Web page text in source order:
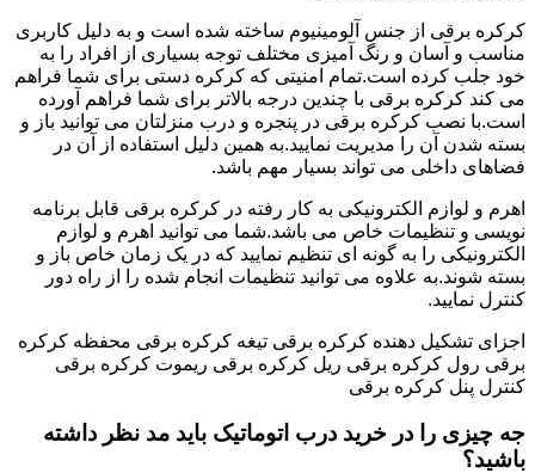
کرکره برقی از جنس آلومینیوم ساخته شده است و به دلیل کاربری
مناسب و آسان و رنگ آمیزی مختلف توجه بسیاری از افراد را به
خود جلب کرده است.تمام امنیتی که کرکره دستی برای شما فراهم
می کند کرکره برقی با چندین درجه بالاتر برای شما فراهم آورده
است.با نصب کرکره برقی در پنجره و درب منزلتان می توانید باز و
بسته شدن آن را مدیریت نمایید.به همین دلیل استفاده از آن در
فضاهای داخلی می تواند بسیار مهم باشد.
اهرم و لوازم الکترونیکی به کار رفته در کرکره برقی قابل برنامه
نویسی و تنظیمات خاص می باشد.شما می توانید اهرم و لوازم
الکترونیکی را به گونه ای تنظیم نمایید که در یک زمان خاص باز و
بسته شوند.به علاوه می توانید تنظیمات انجام شده را از راه دور
کنترل نمایید.
اجزای تشکیل دهنده کرکره برقی تیغه کرکره برقی محفظه کرکره
برقی رول کرکره برقی ریل کرکره برقی ریموت کرکره برقی
کنترل پنل کرکره برقی
جه چیزی را در خرید درب اتوماتیک باید مد نظر داشته
باشید؟